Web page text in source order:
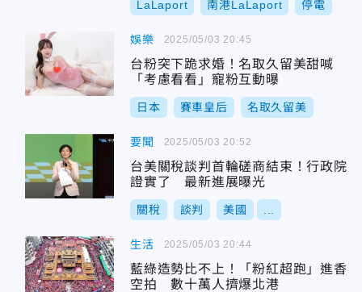
LaLaport 南港LaLaport 停電
娛樂
台粉突下跪求婚！名取久留美甜喊
「考慮看看」寵粉互動曝
日本 賽車皇后 名取久留美
2025/05/03 20:45
要聞
台美關稅談判首輪磋商結束！行政院
證實了 最新進展曝光
關稅 談判 美國
2025/05/03 20:52
生活
藍綠造勢比不上！「粉紅超跑」進香
空拍 數十萬人擠爆北港
2025/05/03 20:44